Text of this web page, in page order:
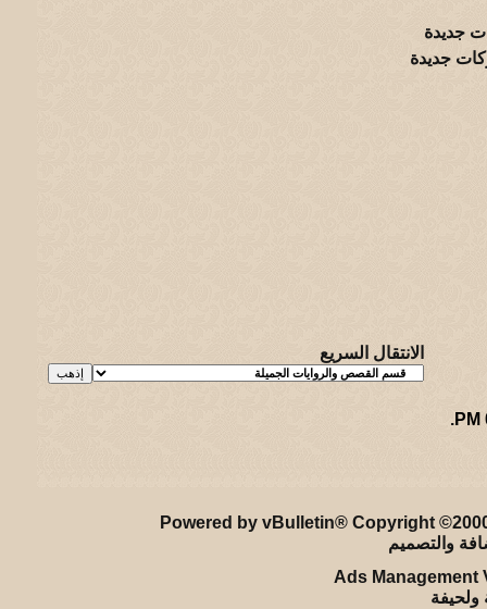
جديدة
جديدة
الانتقال السريع
.
Powered by vBulletin® Copyright
Ads Management
ولحيفة